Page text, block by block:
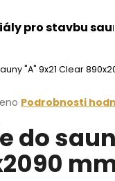
pro stavbu
"A" 9x21 Clear
Podrobnosti
do